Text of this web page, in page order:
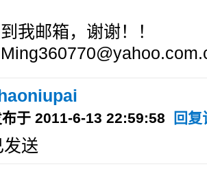
我邮箱，谢谢！！
布于 2011-6-13 22:59:58 回
发送